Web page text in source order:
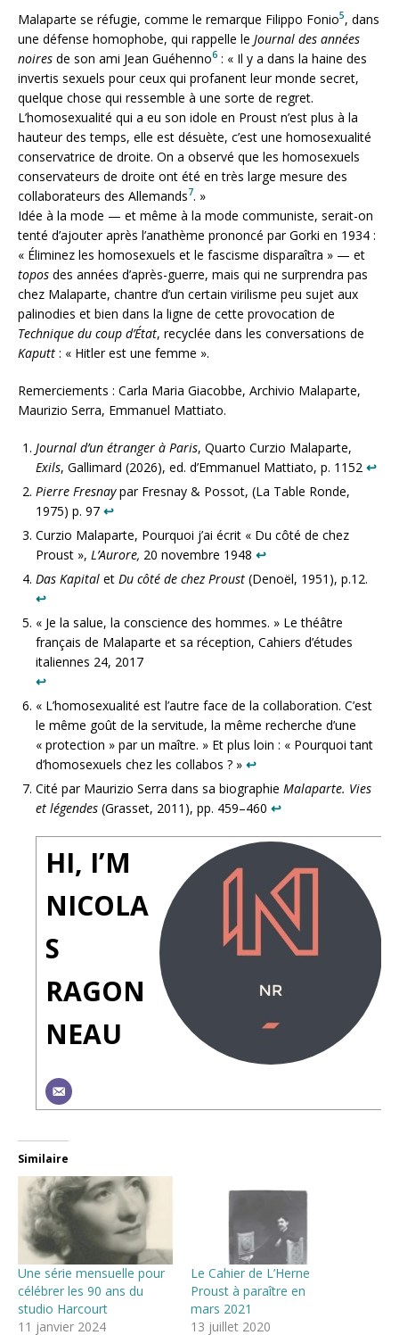
Malaparte se réfugie, comme le remarque Filippo Fonio5, dans
une défense homophobe, qui rappelle le Journal des années
noires de son ami Jean Guéhenno6 : « Il y a dans la haine des
invertis sexuels pour ceux qui profanent leur monde secret,
quelque chose qui ressemble à une sorte de regret.
L’homosexualité qui a eu son idole en Proust n’est plus à la
hauteur des temps, elle est désuète, c’est une homosexualité
conservatrice de droite. On a observé que les homosexuels
conservateurs de droite ont été en très large mesure des
collaborateurs des Allemands7. »
Idée à la mode — et même à la mode communiste, serait-on
tenté d’ajouter après l’anathème prononcé par Gorki en 1934 :
« Éliminez les homosexuels et le fascisme disparaîtra » — et
topos des années d’après-guerre, mais qui ne surprendra pas
chez Malaparte, chantre d’un certain virilisme peu sujet aux
palinodies et bien dans la ligne de cette provocation de
Technique du coup d’État, recyclée dans les conversations de
Kaputt : « Hitler est une femme ».
Remerciements : Carla Maria Giacobbe, Archivio Malaparte,
Maurizio Serra, Emmanuel Mattiato.
Journal d’un étranger à Paris, Quarto Curzio Malaparte,
Exils, Gallimard (2026), ed. d’Emmanuel Mattiato, p. 1152 ↩︎
Pierre Fresnaypar Fresnay & Possot, (La Table Ronde,
1975) p. 97 ↩︎
Curzio Malaparte, Pourquoi j’ai écrit « Du côté de chez
Proust », L’Aurore, 20 novembre 1948 ↩︎
Das Kapital et Du côté de chez Proust (Denoël, 1951), p.12.
↩︎
« Je la salue, la conscience des hommes. » Le théâtre
français de Malaparte et sa réception, Cahiers d’études
italiennes 24, 2017
↩︎
« L’homosexualité est l’autre face de la collaboration. C’est
le même goût de la servitude, la même recherche d’une
« protection » par un maître. » Et plus loin : « Pourquoi tant
d’homosexuels chez les collabos ? » ↩︎
Cité par Maurizio Serra dans sa biographie Malaparte. Vies
et légendes (Grasset, 2011), pp. 459–460 ↩︎
HI, I’M
NICOLA
S
RAGON
NEAU
Similaire
Une série mensuelle pour
célébrer les 90 ans du
studio Harcourt
11 janvier 2024
Le Cahier de L’Herne
Proust à paraître en
mars 2021
13 juillet 2020